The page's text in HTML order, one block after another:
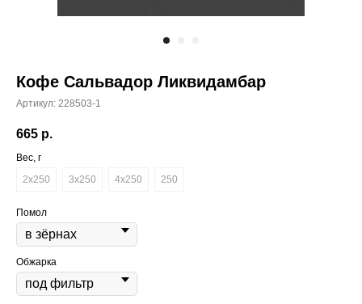
Кофе Сальвадор Ликвидамбар
Артикул: 228503-1
665 р.
Вес, г
2x250
3x250 4x250 250
Помол
Обжарка